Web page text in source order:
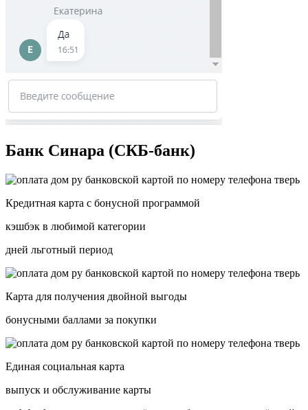
Банк Синара (СКБ-банк)
Кредитная карта с бонусной программой
кэшбэк в любимой категории
дней льготный период
Карта для получения двойной выгоды
бонусными баллами за покупки
Единая социальная карта
выпуск и обслуживание карты